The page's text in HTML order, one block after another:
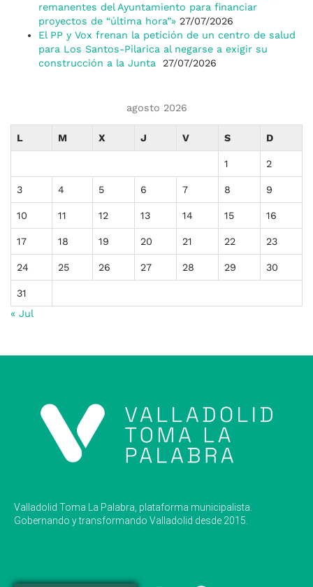
remanentes del Ayuntamiento para financiar
proyectos de “última hora”» 27/07/2026
El PP y Vox frenan la petición de un centro de salud
para Los Santos-Pilarica al negarse a exigir su
construcción a la Junta
27/07/2026
agosto 2026
L M X J V S D
1 2
3 4 5 6 7 8 9
10 11 12 13 14 15 16
17 18 19 20 21 22 23
24 25 26 27 28 29 30
31
« Jul
Valladolid Toma La Palabra, plataforma municipalista.
Gobernando y transformando Valladolid desde 2015.